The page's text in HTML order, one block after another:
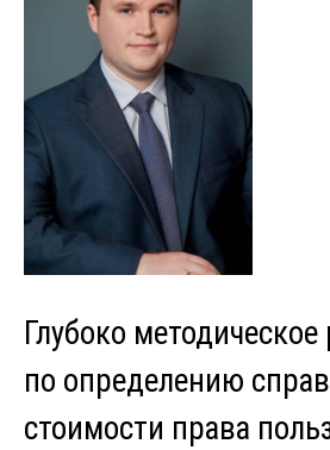
Глубоко
по определению
стоимости права